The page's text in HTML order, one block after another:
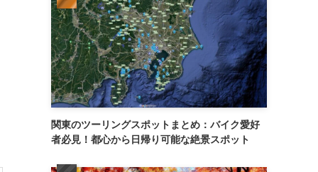
関東のツーリングスポットまとめ：バイク愛好
者必見！都心から日帰り可能な絶景スポット